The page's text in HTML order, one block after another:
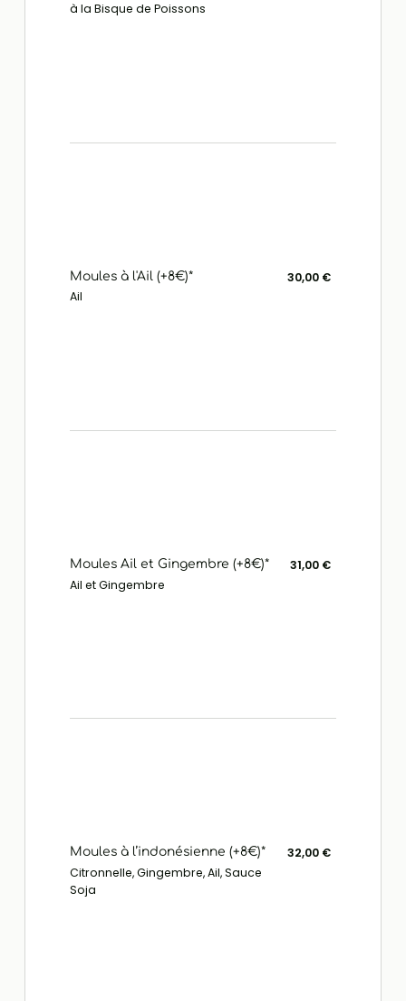
à la Bisque de Poissons
Moules à l'Ail (+8€)*
Ail
30,00 €
Moules Ail et Gingembre (+8€)*
Ail et Gingembre
31,00 €
Moules à l’indonésienne (+8€)*
Citronnelle, Gingembre, Ail, Sauce
Soja
32,00 €